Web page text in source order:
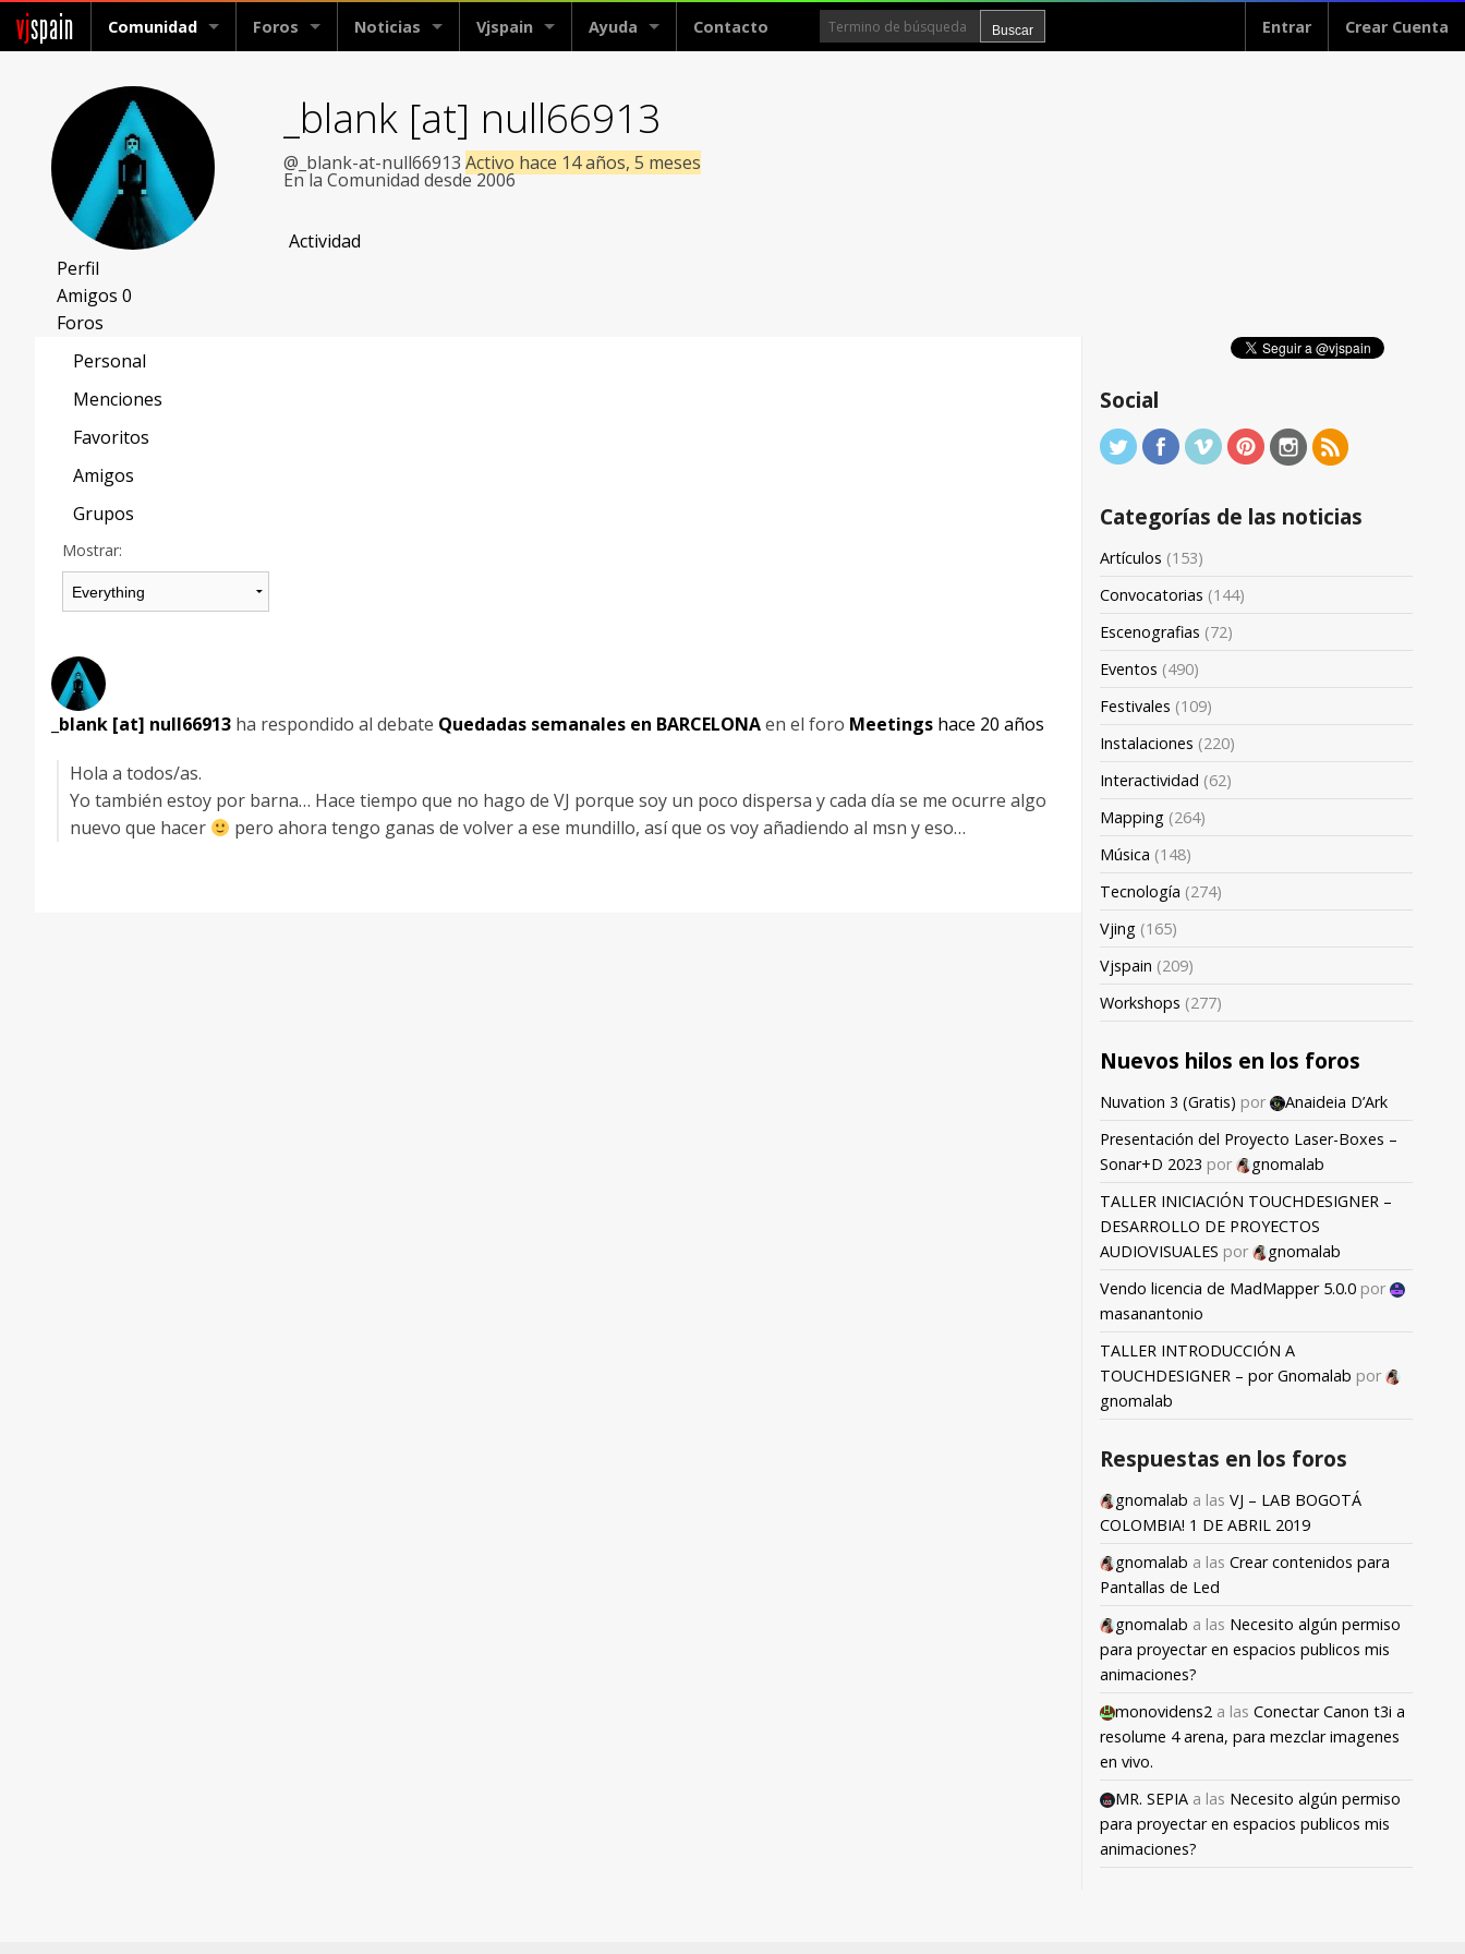
vjspain Comunidad Foros Noticias Vjspain Ayuda Contacto Entrar Crear Cuenta
_blank [at] null66913
@_blank-at-null66913 Activo hace 14 años, 5 meses
En la Comunidad desde 2006
Actividad
Perfil
Amigos 0
Foros
Personal
Menciones
Favoritos
Amigos
Grupos
Mostrar:
_blank [at] null66913 ha respondido al debate Quedadas semanales en BARCELONAen el foro Meetings hace 20 años
Hola a todos/as.
Yo también estoy por barna… Hace tiempo que no hago de VJ porque soy un poco dispersa y cada día se me ocurre algo
nuevo que hacer
pero ahora tengo ganas de volver a ese mundillo, así que os voy añadiendo al msn y eso…
Social
Categorías de las noticias
Artículos (153)
Convocatorias (144)
Escenografias (72)
Eventos (490)
Festivales (109)
Instalaciones (220)
Interactividad (62)
Mapping (264)
Música (148)
Tecnología (274)
Vjing (165)
Vjspain (209)
Workshops (277)
Nuevos hilos en los foros
Nuvation 3 (Gratis) por
Anaideia D’Ark
Presentación del Proyecto Laser-Boxes –
Sonar+D 2023 por
gnomalab
TALLER INICIACIÓN TOUCHDESIGNER –
DESARROLLO DE PROYECTOS
AUDIOVISUALES por
gnomalab
Vendo licencia de MadMapper 5.0.0 por
masanantonio
TALLER INTRODUCCIÓN A
TOUCHDESIGNER – por Gnomalab por
gnomalab
Respuestas en los foros
gnomalab a las VJ – LAB BOGOTÁ
COLOMBIA! 1 DE ABRIL 2019
gnomalab a las Crear contenidos para
Pantallas de Led
gnomalab a las Necesito algún permiso
para proyectar en espacios publicos mis
animaciones?
monovidens2 a las Conectar Canon t3i a
resolume 4 arena, para mezclar imagenes
en vivo.
MR. SEPIA a las Necesito algún permiso
para proyectar en espacios publicos mis
animaciones?